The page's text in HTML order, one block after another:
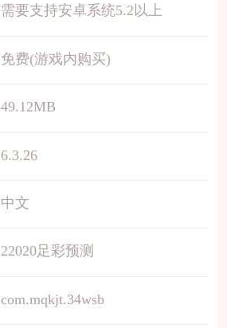
需要支持安卓系统5.2以上
免费(游戏内购买)
49.12MB
6.3.26
中文
22020足彩预测
com.mqkjt.34wsb